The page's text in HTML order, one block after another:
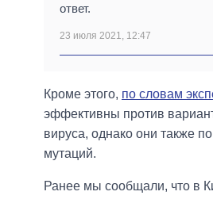
ответ.
23 июля 2021, 12:47
Кроме этого, по словам
эффективны против
вируса, однако они также
мутаций.
Ранее мы сообщали, что в